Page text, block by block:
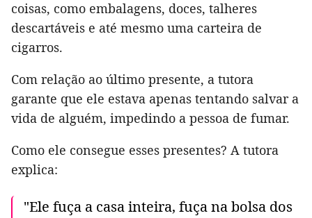
coisas, como embalagens, doces, talheres
descartáveis e até mesmo uma carteira de
cigarros.
Com relação ao último presente, a tutora
garante que ele estava apenas tentando salvar a
vida de alguém, impedindo a pessoa de fumar.
Como ele consegue esses presentes? A tutora
explica:
"Ele fuça a casa inteira, fuça na bolsa dos